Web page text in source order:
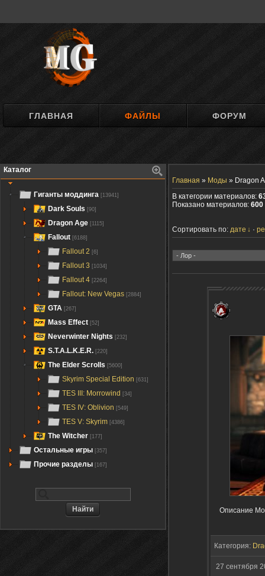
ГЛАВНАЯ ФАЙЛЫ ФОРУМ
Каталог
Гиганты моддинга [13941]
Dark Souls [90]
Dragon Age [1115]
Fallout [6188]
Fallout 2 [6]
Fallout 3 [1034]
Fallout 4 [2264]
Fallout: New Vegas [2884]
GTA [267]
Mass Effect [52]
Neverwinter Nights [232]
S.T.A.L.K.E.R. [220]
The Elder Scrolls [5600]
Skyrim Special Edition [631]
TES III: Morrowind [34]
TES IV: Oblivion [549]
TES V: Skyrim [4386]
The Witcher [177]
Остальные игры [357]
Прочие разделы [167]
Главная » Моды » Dragon
В категории материалов:
Показано материалов: 600
Сортировать по: дате
Описание
Категория:
27 сентября